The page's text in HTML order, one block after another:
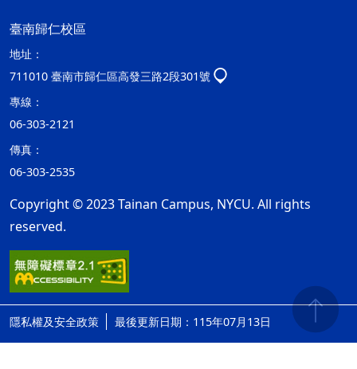
臺南歸仁校區
地址：
711010 臺南市歸仁區高發三路2段301號
專線：
06-303-2121
傳真：
06-303-2535
Copyright © 2023 Tainan Campus, NYCU. All rights
reserved.
隱私權及安全政策 最後更新日期：115年07月13日 ap2